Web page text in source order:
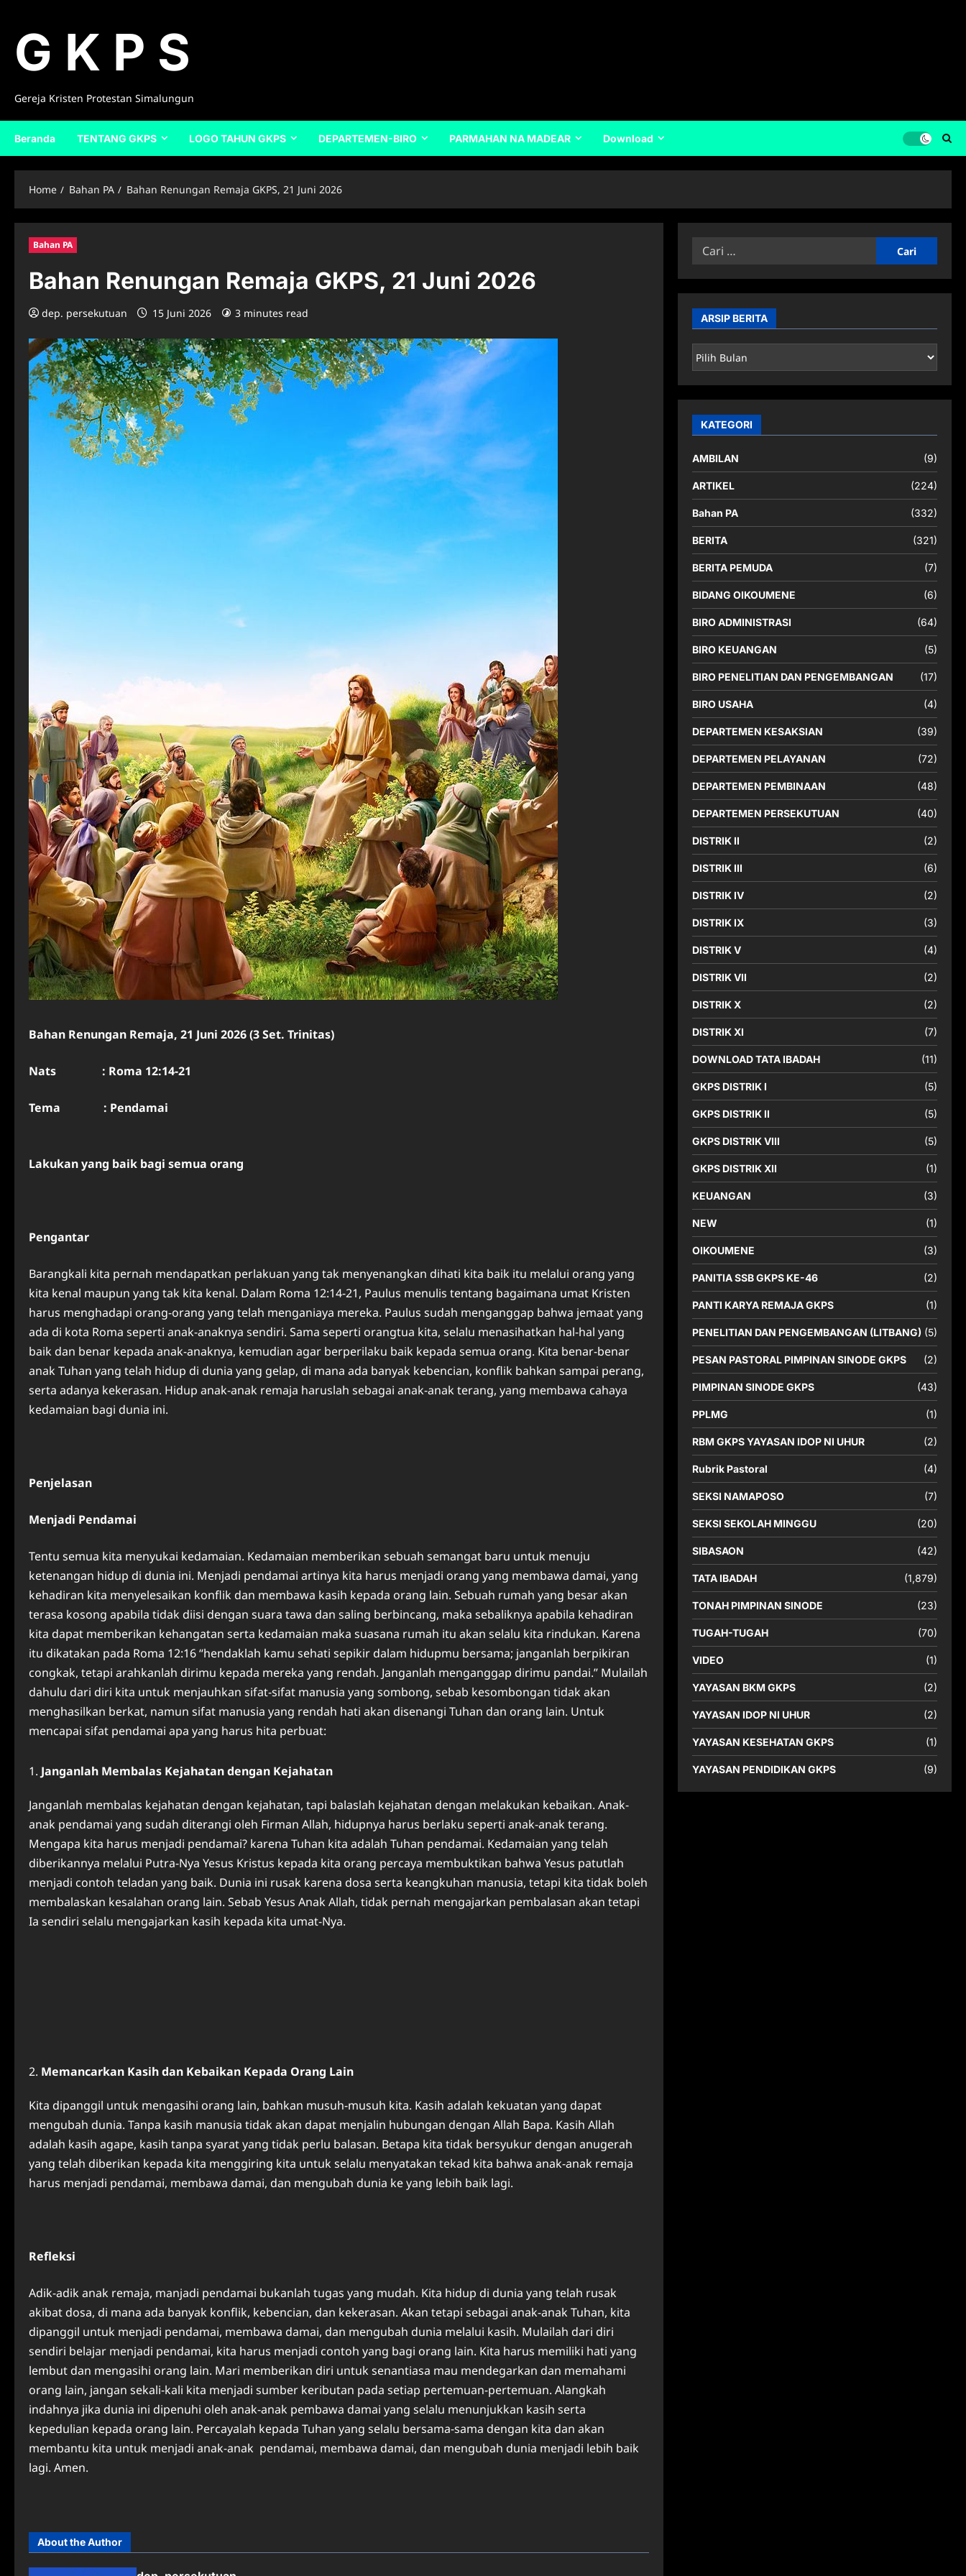
contentG K P S
Gereja Kristen Protestan Simalungun
Beranda TENTANG GKPS LOGO TAHUN GKPS DEPARTEMEN-BIRO PARMAHAN NA MADEAR Download
Home Bahan PA Bahan Renungan Remaja GKPS, 21 Juni 2026
Bahan PA
Bahan Renungan Remaja GKPS, 21 Juni 2026
dep. persekutuan 15 Juni 2026 3 minutes read
Bahan Renungan Remaja, 21 Juni 2026 (3 Set. Trinitas)
Nats : Roma 12:14-21
Tema : Pendamai
Lakukan yang baik bagi semua orang
Pengantar
Barangkali kita pernah mendapatkan perlakuan yang tak menyenangkan dihati kita baik itu melalui orang yang
kita kenal maupun yang tak kita kenal. Dalam Roma 12:14-21, Paulus menulis tentang bagaimana umat Kristen
harus menghadapi orang-orang yang telah menganiaya mereka. Paulus sudah menganggap bahwa jemaat yang
ada di kota Roma seperti anak-anaknya sendiri. Sama seperti orangtua kita, selalu menasihatkan hal-hal yang
baik dan benar kepada anak-anaknya, kemudian agar berperilaku baik kepada semua orang. Kita benar-benar
anak Tuhan yang telah hidup di dunia yang gelap, di mana ada banyak kebencian, konflik bahkan sampai perang,
serta adanya kekerasan. Hidup anak-anak remaja haruslah sebagai anak-anak terang, yang membawa cahaya
kedamaian bagi dunia ini.
Penjelasan
Menjadi Pendamai
Tentu semua kita menyukai kedamaian. Kedamaian memberikan sebuah semangat baru untuk menuju
ketenangan hidup di dunia ini. Menjadi pendamai artinya kita harus menjadi orang yang membawa damai, yang
kehadiran kita menyelesaikan konflik dan membawa kasih kepada orang lain. Sebuah rumah yang besar akan
terasa kosong apabila tidak diisi dengan suara tawa dan saling berbincang, maka sebaliknya apabila kehadiran
kita dapat memberikan kehangatan serta kedamaian maka suasana rumah itu akan selalu kita rindukan. Karena
itu dikatakan pada Roma 12:16 “hendaklah kamu sehati sepikir dalam hidupmu bersama; janganlah berpikiran
congkak, tetapi arahkanlah dirimu kepada mereka yang rendah. Janganlah menganggap dirimu pandai.” Mulailah
dahulu dari diri kita untuk menjauhkan sifat-sifat manusia yang sombong, sebab kesombongan tidak akan
menghasilkan berkat, namun sifat manusia yang rendah hati akan disenangi Tuhan dan orang lain. Untuk
mencapai sifat pendamai apa yang harus hita perbuat:
Janganlah Membalas Kejahatandengan Kejahatan
Janganlah membalas kejahatan dengan kejahatan, tapi balaslah kejahatan dengan melakukan kebaikan. Anak-
anak pendamai yang sudah diterangi oleh Firman Allah, hidupnya harus berlaku seperti anak-anak terang.
Mengapa kita harus menjadi pendamai? karena Tuhan kita adalah Tuhan pendamai. Kedamaian yang telah
diberikannya melalui Putra-Nya Yesus Kristus kepada kita orang percaya membuktikan bahwa Yesus patutlah
menjadi contoh teladan yang baik. Dunia ini rusak karena dosa serta keangkuhan manusia, tetapi kita tidak boleh
membalaskan kesalahan orang lain. Sebab Yesus Anak Allah, tidak pernah mengajarkan pembalasan akan tetapi
Ia sendiri selalu mengajarkan kasih kepada kita umat-Nya.
Memancarkan Kasihdan Kebaikan Kepada Orang Lain
Kita dipanggil untuk mengasihi orang lain, bahkan musuh-musuh kita. Kasih adalah kekuatan yang dapat
mengubah dunia. Tanpa kasih manusia tidak akan dapat menjalin hubungan dengan Allah Bapa. Kasih Allah
adalah kasih agape, kasih tanpa syarat yang tidak perlu balasan. Betapa kita tidak bersyukur dengan anugerah
yang telah diberikan kepada kita menggiring kita untuk selalu menyatakan tekad kita bahwa anak-anak remaja
harus menjadi pendamai, membawa damai, dan mengubah dunia ke yang lebih baik lagi.
Refleksi
Adik-adik anak remaja, manjadi pendamai bukanlah tugas yang mudah. Kita hidup di dunia yang telah rusak
akibat dosa, di mana ada banyak konflik, kebencian, dan kekerasan. Akan tetapi sebagai anak-anak Tuhan, kita
dipanggil untuk menjadi pendamai, membawa damai, dan mengubah dunia melalui kasih. Mulailah dari diri
sendiri belajar menjadi pendamai, kita harus menjadi contoh yang bagi orang lain. Kita harus memiliki hati yang
lembut dan mengasihi orang lain. Mari memberikan diri untuk senantiasa mau mendegarkan dan memahami
orang lain, jangan sekali-kali kita menjadi sumber keributan pada setiap pertemuan-pertemuan. Alangkah
indahnya jika dunia ini dipenuhi oleh anak-anak pembawa damai yang selalu menunjukkan kasih serta
kepedulian kepada orang lain. Percayalah kepada Tuhan yang selalu bersama-sama dengan kita dan akan
membantu kita untuk menjadi anak-anak pendamai, membawa damai, dan mengubah dunia menjadi lebih baik
lagi. Amen.
About the Author
Cari
ARSIP BERITA
ARSIP
BERITA
KATEGORI
AMBILAN (9)
ARTIKEL (224)
Bahan PA (332)
BERITA (321)
BERITA PEMUDA (7)
BIDANG OIKOUMENE (6)
BIRO ADMINISTRASI (64)
BIRO KEUANGAN (5)
BIRO PENELITIAN DAN PENGEMBANGAN (17)
BIRO USAHA (4)
DEPARTEMEN KESAKSIAN (39)
DEPARTEMEN PELAYANAN (72)
DEPARTEMEN PEMBINAAN (48)
DEPARTEMEN PERSEKUTUAN (40)
DISTRIK II (2)
DISTRIK III (6)
DISTRIK IV (2)
DISTRIK IX (3)
DISTRIK V (4)
DISTRIK VII (2)
DISTRIK X (2)
DISTRIK XI (7)
DOWNLOAD TATA IBADAH (11)
GKPS DISTRIK I (5)
GKPS DISTRIK II (5)
GKPS DISTRIK VIII (5)
GKPS DISTRIK XII (1)
KEUANGAN (3)
NEW (1)
OIKOUMENE (3)
PANITIA SSB GKPS KE-46 (2)
PANTI KARYA REMAJA GKPS (1)
PENELITIAN DAN PENGEMBANGAN (LITBANG) (5)
PESAN PASTORAL PIMPINAN SINODE GKPS (2)
PIMPINAN SINODE GKPS (43)
PPLMG (1)
RBM GKPS YAYASAN IDOP NI UHUR (2)
Rubrik Pastoral (4)
SEKSI NAMAPOSO (7)
SEKSI SEKOLAH MINGGU (20)
SIBASAON (42)
TATA IBADAH (1,879)
TONAH PIMPINAN SINODE (23)
TUGAH-TUGAH (70)
VIDEO (1)
YAYASAN BKM GKPS (2)
YAYASAN IDOP NI UHUR (2)
YAYASAN KESEHATAN GKPS (1)
YAYASAN PENDIDIKAN GKPS (9)